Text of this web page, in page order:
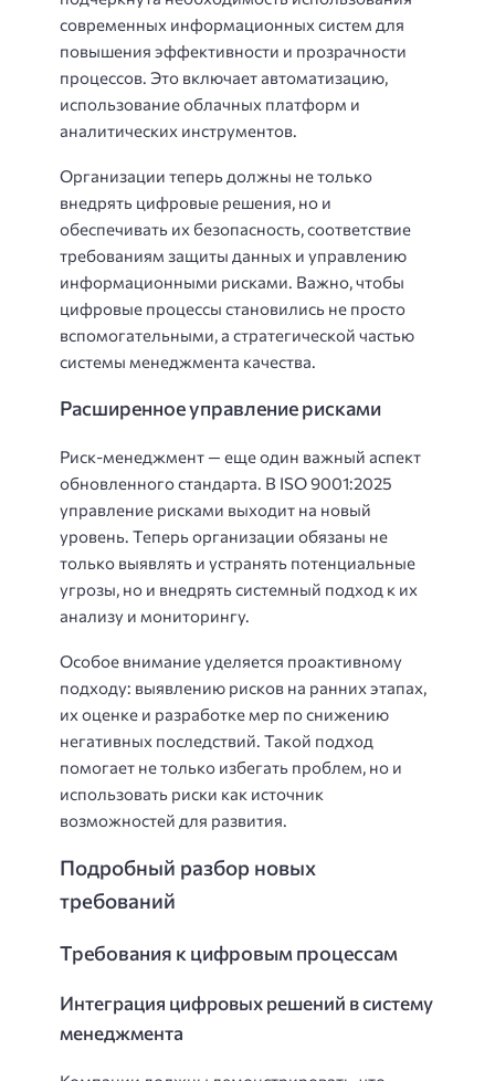
современных информационных систем для
повышения эффективности и прозрачности
процессов. Это включает автоматизацию,
использование облачных платформ и
аналитических инструментов.
Организации теперь должны не только
внедрять цифровые решения, но и
обеспечивать их безопасность, соответствие
требованиям защиты данных и управлению
информационными рисками. Важно, чтобы
цифровые процессы становились не просто
вспомогательными, а стратегической частью
системы менеджмента качества.
Расширенное управление рисками
Риск-менеджмент — еще один важный аспект
обновленного стандарта. В ISO 9001:2025
управление рисками выходит на новый
уровень. Теперь организации обязаны не
только выявлять и устранять потенциальные
угрозы, но и внедрять системный подход к их
анализу и мониторингу.
Особое внимание уделяется проактивному
подходу: выявлению рисков на ранних этапах,
их оценке и разработке мер по снижению
негативных последствий. Такой подход
помогает не только избегать проблем, но и
использовать риски как источник
возможностей для развития.
Подробный разбор новых
требований
Требования к цифровым процессам
Интеграция цифровых решений в систему
менеджмента